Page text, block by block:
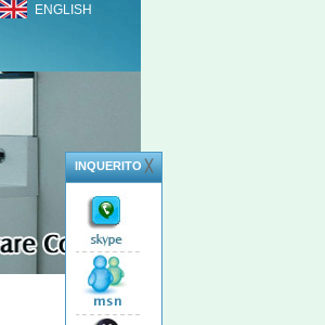
ENGLISH
INQUERITO╳